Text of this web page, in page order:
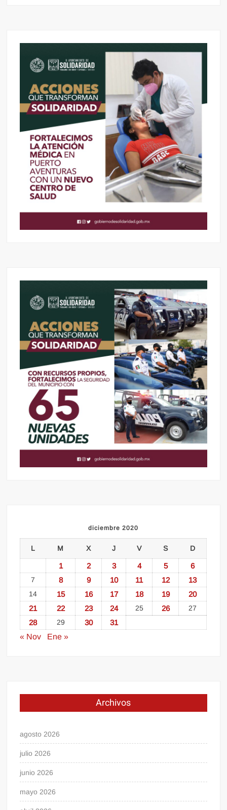
diciembre 2020
L M X J V S D
1 2 3 4 5 6
7 8 9 10 11 12 13
14 15 16 17 18 19
20
21
22 23 24 25 26 27
28 29 30
31
« Nov
Ene »
Archivos
agosto 2026
julio 2026
junio 2026
mayo 2026